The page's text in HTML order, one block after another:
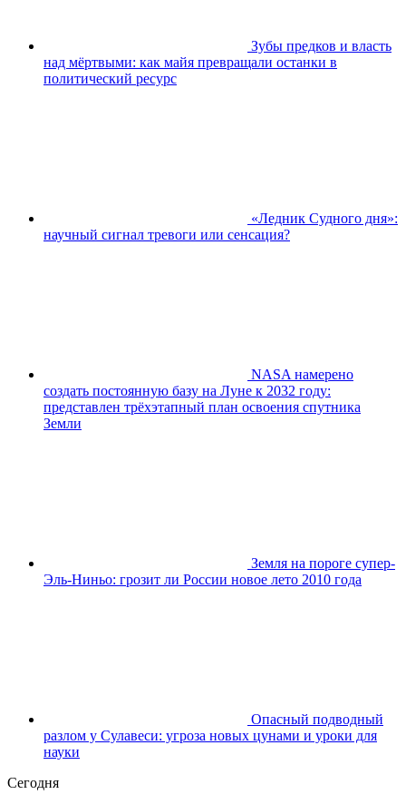
Зубы предков и власть
над мёртвыми: как майя превращали останки в
политический ресурс
«Ледник Судного дня»:
научный сигнал тревоги или сенсация?
NASA намерено
создать постоянную базу на Луне к 2032 году:
представлен трёхэтапный план освоения спутника
Земли
Земля на пороге супер-
Эль-Ниньо: грозит ли России новое лето 2010 года
Опасный подводный
разлом у Сулавеси: угроза новых цунами и уроки для
науки
Сегодня